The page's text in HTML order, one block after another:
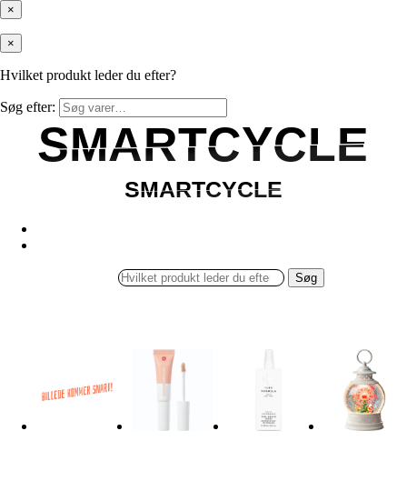
×
×
Hvilket produkt leder du efter?
Søg efter:
SMARTCYCLE
SMARTCYCLE
SMARTCYCLE
SMARTCYCLE
Søg